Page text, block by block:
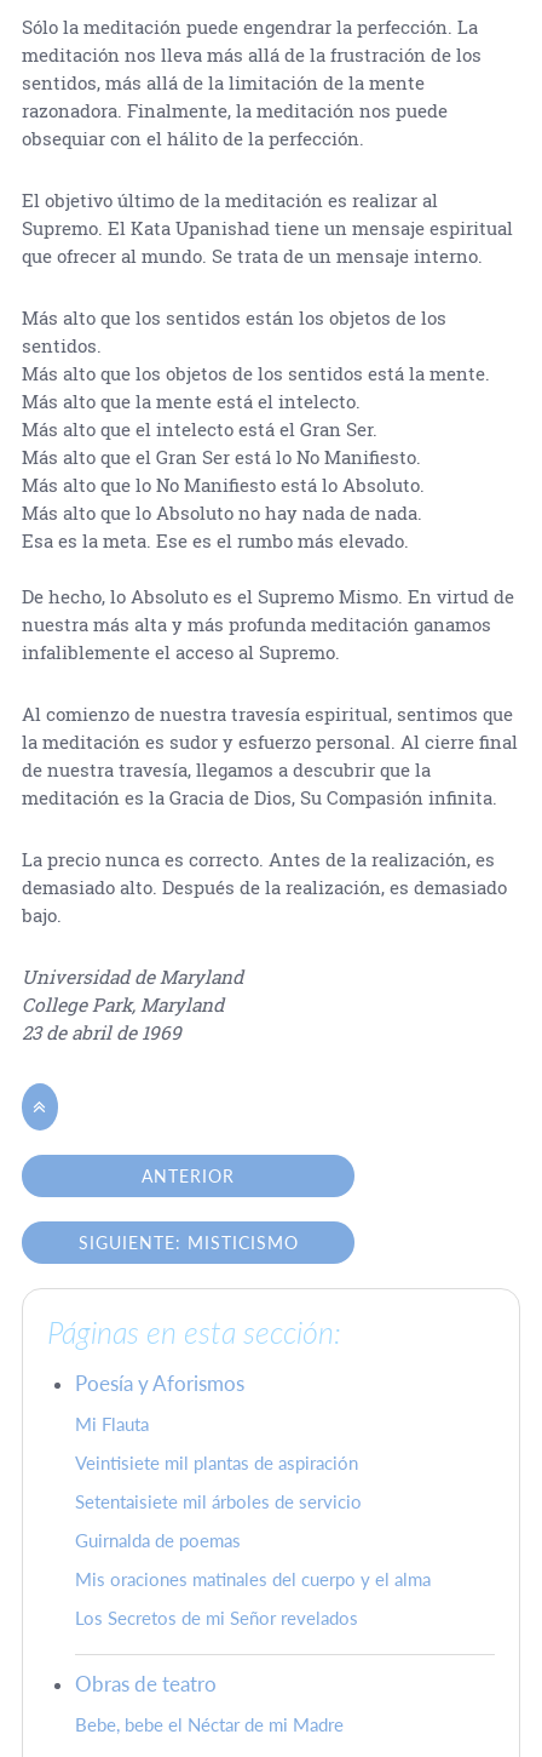
Sólo la meditación puede engendrar la perfección. La
meditación nos lleva más allá de la frustración de los
sentidos, más allá de la limitación de la mente
razonadora. Finalmente, la meditación nos puede
obsequiar con el hálito de la perfección.
El objetivo último de la meditación es realizar al
Supremo. El Kata Upanishad tiene un mensaje espiritual
que ofrecer al mundo. Se trata de un mensaje interno.
Más alto que los sentidos están los objetos de los
sentidos.
Más alto que los objetos de los sentidos está la mente.
Más alto que la mente está el intelecto.
Más alto que el intelecto está el Gran Ser.
Más alto que el Gran Ser está lo No Manifiesto.
Más alto que lo No Manifiesto está lo Absoluto.
Más alto que lo Absoluto no hay nada de nada.
Esa es la meta. Ese es el rumbo más elevado.
De hecho, lo Absoluto es el Supremo Mismo. En virtud de
nuestra más alta y más profunda meditación ganamos
infaliblemente el acceso al Supremo.
Al comienzo de nuestra travesía espiritual, sentimos que
la meditación es sudor y esfuerzo personal. Al cierre final
de nuestra travesía, llegamos a descubrir que la
meditación es la Gracia de Dios, Su Compasión infinita.
La precio nunca es correcto. Antes de la realización, es
demasiado alto. Después de la realización, es demasiado
bajo.
Universidad de Maryland
College Park, Maryland
23 de abril de 1969

ANTERIOR
SIGUIENTE: MISTICISMO
Páginas en esta sección:
Poesía y Aforismos
Mi Flauta
Veintisiete mil plantas de aspiración
Setentaisiete mil árboles de servicio
Guirnalda de poemas
Mis oraciones matinales del cuerpo y el alma
Los Secretos de mi Señor revelados
Obras de teatro
Bebe, bebe el Néctar de mi Madre